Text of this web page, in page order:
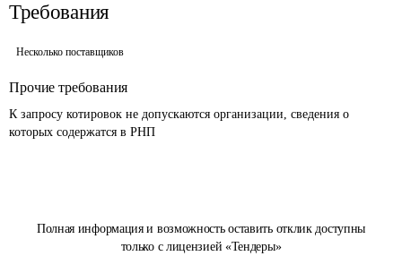
Полная информация и возможность оставить отклик доступны
только с лицензией «Тендеры»
Требования
Несколько поставщиков
Прочие требования
К запросу котировок не допускаются организации, сведения о
которых содержатся в РНП